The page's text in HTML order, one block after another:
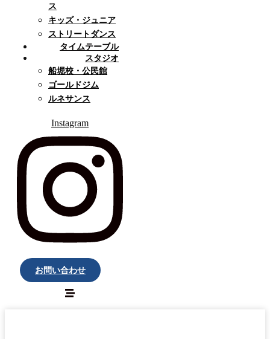
ス
キッズ・ジュニア
ストリートダンス
タイムテーブル
スタジオ
船堀校・公民館
ゴールドジム
ルネサンス
Instagram
お問い合わせ